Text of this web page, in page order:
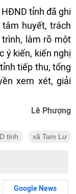
tỉnh đã ghi
huyết, trách
làm rõ một
ý kiến, kiến nghị
tiếp thu, tổng
xem xét, giải
Lê Phượng
tỉnh xã Tam Lư
Google News